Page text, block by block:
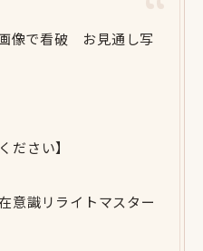
像で看破 お見通し写
ださい】
意識リライトマスター